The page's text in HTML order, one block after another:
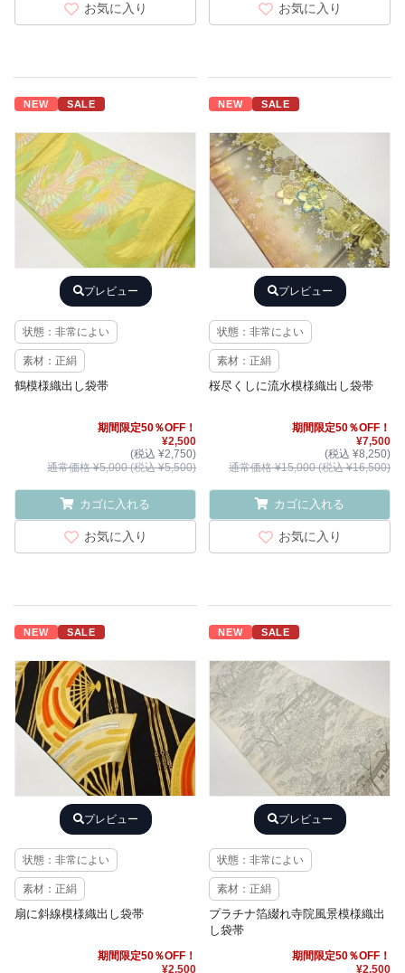
お気に入り お気に入り
NEW SALE
プレビュー
状態：非常によい
素材：正絹
鶴模様織出し袋帯
期間限定50％OFF！
¥2,500
(税込 ¥2,750)
通常価格 ¥5,000 (税込 ¥5,500)
カゴに入れる
お気に入り
NEW SALE
プレビュー
状態：非常によい
素材：正絹
桜尽くしに流水模様織出し袋帯
期間限定50％OFF！
¥7,500
(税込 ¥8,250)
通常価格 ¥15,000 (税込 ¥16,500)
カゴに入れる
お気に入り
NEW SALE
プレビュー
状態：非常によい
素材：正絹
扇に斜線模様織出し袋帯
期間限定50％OFF！
¥2,500
NEW SALE
プレビュー
状態：非常によい
素材：正絹
プラチナ箔綴れ寺院風景模様織出
し袋帯
期間限定50％OFF！
¥2,500